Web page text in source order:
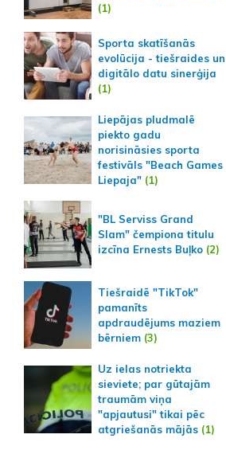
(1)
Sporta skatīšanās
evolūcija - tiešraides un
digitālo datu sinerģija
(1)
Liepājas pludmalē
piekto gadu
norisināsies sporta
festivāls "Beach Games
Liepaja"(1)
"BL Serviss Grand
Slam" čempiona titulu
izcīna Ernests Buļko(2)
Tiešraidē "TikTok"
pamanīts
apdraudējums maziem
bērniem(3)
Uz ielas notriekta
sieviete; par gūtajām
traumām viņa
"apjautusi" tikai pēc
atgriešanās mājās(1)